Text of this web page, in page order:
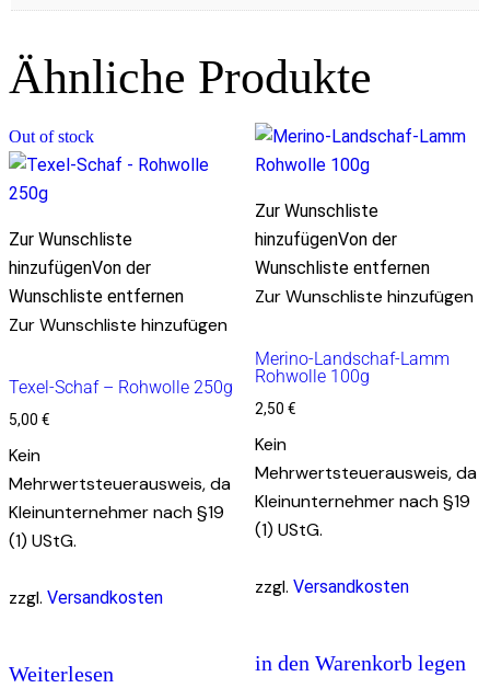
Ähnliche Produkte
Out of stock
Zur Wunschliste
hinzufügenVon der
Wunschliste entfernen
Zur Wunschliste hinzufügen
Texel-Schaf – Rohwolle 250g
5,00 €
Kein
Mehrwertsteuerausweis, da
Kleinunternehmer nach §19
(1) UStG.
zzgl. Versandkosten
Weiterlesen
Zur Wunschliste
hinzufügenVon der
Wunschliste entfernen
Zur Wunschliste hinzufügen
Merino-Landschaf-Lamm
Rohwolle 100g
2,50 €
Kein
Mehrwertsteuerausweis, da
Kleinunternehmer nach §19
(1) UStG.
zzgl. Versandkosten
in den Warenkorb legen